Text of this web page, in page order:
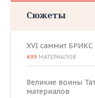
Сюжеты
XVI саммит БРИКС
499 МАТЕРИАЛОВ
Великие воины
материалов